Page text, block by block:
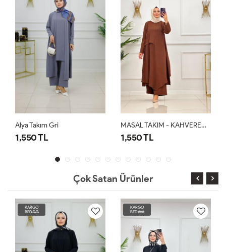
Alya Takım Gri
1,550 TL
MASAL TAKIM - KAHVERENGİ
1,550 TL
Çok Satan Ürünler
KARGO
BEDAVA
KARGO
BEDAVA